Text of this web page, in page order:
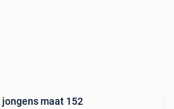
jongens maat 152